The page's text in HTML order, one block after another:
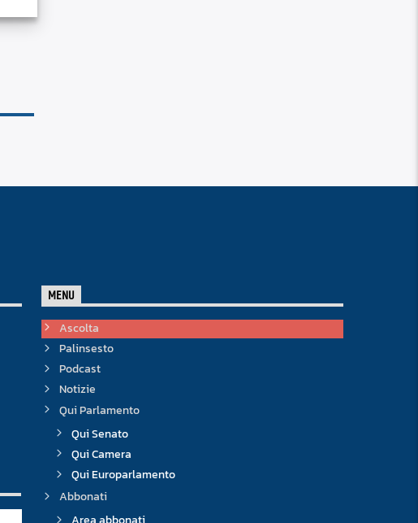
MENU
Ascolta
Palinsesto
Podcast
Notizie
Qui Parlamento
Qui Senato
Qui Camera
Qui Europarlamento
Abbonati